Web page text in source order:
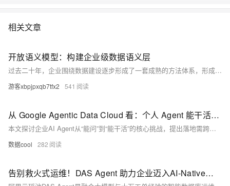
相关文章
开放语义模型：构建企业级数据语义层
过去二十年，企业围绕数据建设逐步形成了一套成熟的方法体系，形成了数据仓库（中台），通过BI和报表进行业务赋能。然而，在智能化时代，这些是远远不够的，现在的数据治理体系并不足以让AI真正理解企业业务。换句话说，不能被AI通过消耗Token方式消费的数据平台，是没有未来的。本文介绍另一种受到广泛关注的知识管理的方法，就是（逻辑）语义模型。
游客xbpjpxqb7tfx2 541
从 Google Agentic Data Cloud 看：个人 Agent 能干活了，企业 Agent 卡在哪了？
本文探讨企业AI Agent从“能问”到“能干活”的核心挑战，提出落地需跨越三道坎：读懂数据（语义理解）、安全访问（权限与审计）、真正干活（端到端业务执行）。阿里云瑶池基于Meta Agent知识大脑、DataGateway安全通道等实践，正推动企业Agent走向规模化、自进化的真实生产应用。
数据cool 282
告别救火式运维！DAS Agent 助力企业迈入AI-Native数据库运维时代